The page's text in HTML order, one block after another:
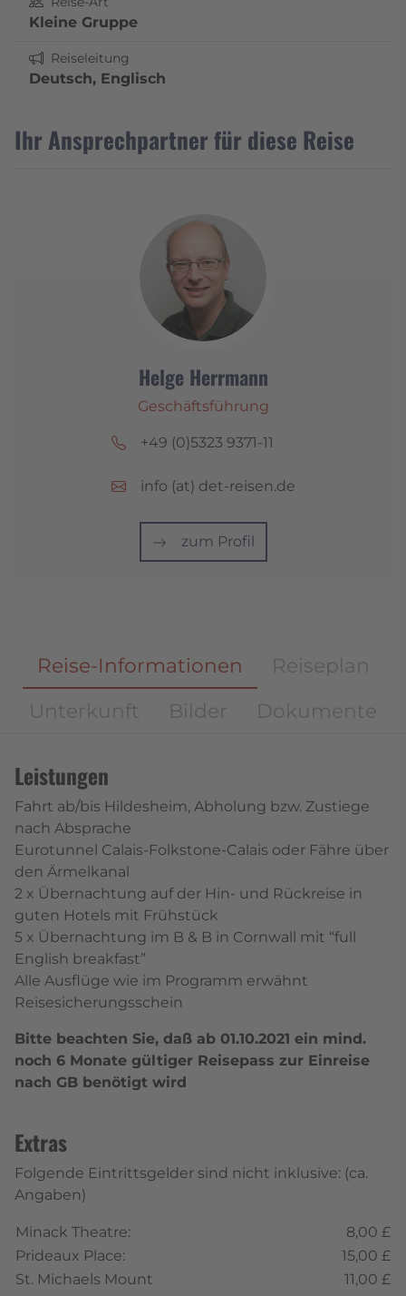
Kleine Gruppe
Reiseleitung
Deutsch, Englisch
Ihr Ansprechpartner für diese Reise
Helge Herrmann
Geschäftsführung
+49 (0)5323 9371-11
info (at) det-reisen.de
zum Profil
Reise-Informationen
Reiseplan
Unterkunft
Bilder Dokumente
Leistungen
Fahrt ab/bis Hildesheim, Abholung bzw. Zustiege
nach Absprache
Eurotunnel Calais-Folkstone-Calais oder Fähre über
den Ärmelkanal
2 x Übernachtung auf der Hin- und Rückreise in
guten Hotels mit Frühstück
5 x Übernachtung im B & B in Cornwall mit “full
English breakfast”
Alle Ausflüge wie im Programm erwähnt
Reisesicherungsschein
Bitte beachten Sie, daß ab 01.10.2021 ein mind.
noch 6 Monate gültiger Reisepass zur Einreise
nach GB benötigt wird
Extras
Folgende Eintrittsgelder sind nicht inklusive: (ca.
Angaben)
Minack Theatre:
8,00 £
Prideaux Place:
15,00 £
St. Michaels Mount
11,00 £